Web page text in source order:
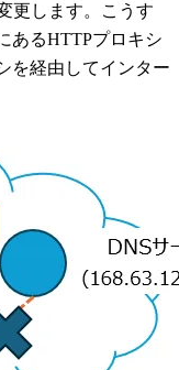
更します。こうす
あるHTTPプロキシ
を経由してインター